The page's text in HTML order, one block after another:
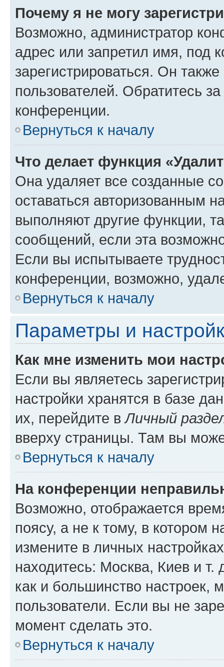
Почему я не могу
Возможно, администратор
адрес или запретил имя, под
зарегистрироваться. Он
пользователей. Обратитесь
конференции.
Вернуться к началу
Что делает функция
Она удаляет все созданные
оставаться авторизованным
выполняют другие функции,
сообщений, если эта
Если вы испытываете
конференции, возможно,
Вернуться к началу
Параметры и
Как мне изменить мои
Если вы являетесь
настройки хранятся в базе
их, перейдите вЛичный
вверху страницы. Там вы
Вернуться к началу
На конференции
Возможно, отображается
поясу, а не к тому, в котором
измените в личных
находитесь: Москва, Киев и т.
как и большинство настроек,
пользователи. Если вы не
момент сделать это.
Вернуться к началу